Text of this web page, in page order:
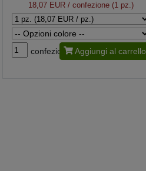
18,07 EUR/ confezione (1 pz.)
confezione Aggiungi al carrello